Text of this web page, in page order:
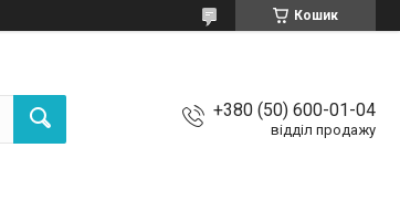
Кошик
+380 (50) 600-01-04
відділ продажу